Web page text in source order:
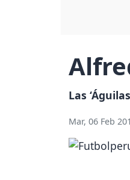
Las
Mar, 06 Feb